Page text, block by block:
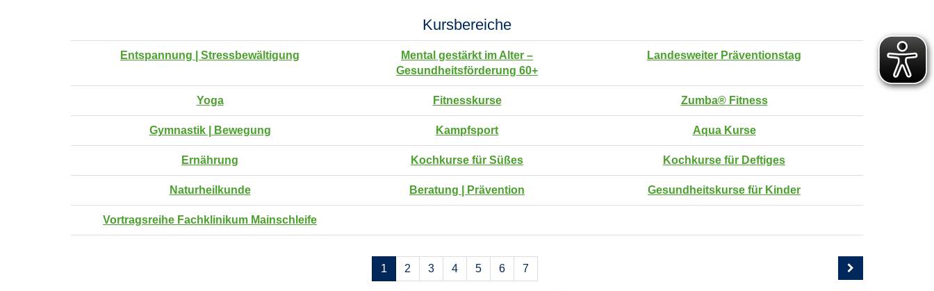
Kursbereiche
Entspannung | Stressbewältigung
Mental gestärkt im Alter –
Gesundheitsförderung 60+
Landesweiter Präventionstag
Yoga Fitnesskurse Zumba® Fitness
Gymnastik | Bewegung Kampfsport Aqua Kurse
Ernährung Kochkurse für Süßes Kochkurse für Deftiges
Naturheilkunde Beratung | Prävention Gesundheitskurse für Kinder
Vortragsreihe Fachklinikum Mainschleife
Seiten
blättern
1 2 3 4 5 6 7